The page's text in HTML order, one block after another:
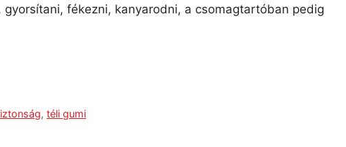
fékezni, kanyarodni, a csomagtartóban pedig
,téli gumi